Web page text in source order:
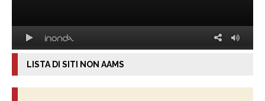
LISTA DI SITI NON AAMS